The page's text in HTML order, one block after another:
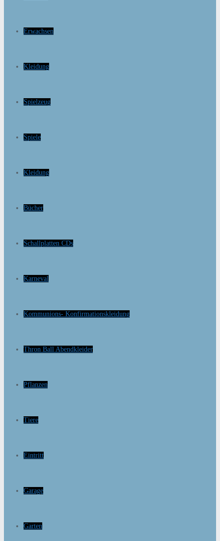
Erwachsen
Kleidung
Spielzeug
Spiele
Kleidung
Bücher
Schallplatten CDs
Karneval
Kommunions- Konfirmationskleidung
Thron Ball Abendkleider
Pflanzen
Tiere
Eintritt
Garage
Garten